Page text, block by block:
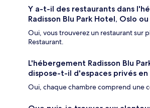
Y a-t-il des restaurants dans
Radisson Blu Park Hotel, Oslo
Oui, vous trouverez un restaurant sur
Restaurant.
L'hébergement Radisson Blu
dispose-t-il d'espaces privés
Oui, chaque chambre comprend une